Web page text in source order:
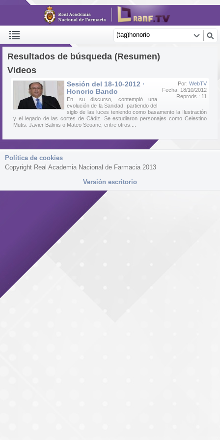
Resultados de búsqueda (Resumen)
Videos
Por: WebTV
Fecha: 18/10/2012
Reprods.: 11
Sesión del 18-10-2012 ·
Honorio Bando
En su discurso, contempló una
evolución de la Sanidad, partiendo del
siglo de las luces teniendo como basamento la Ilustración
y el legado de las cortes de Cádiz. Se estudiaron personajes como Celestino
Mutis. Javier Balmis o Mateo Seoane, entre otros....
Política de cookies
Copyright Real Academia Nacional de Farmacia 2013
Versión escritorio